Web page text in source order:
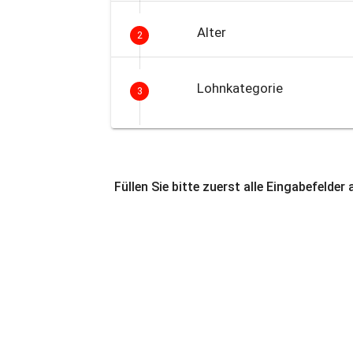
2 Alter
3 Lohnkategorie
Füllen Sie bitte zuerst alle Eingabefelder